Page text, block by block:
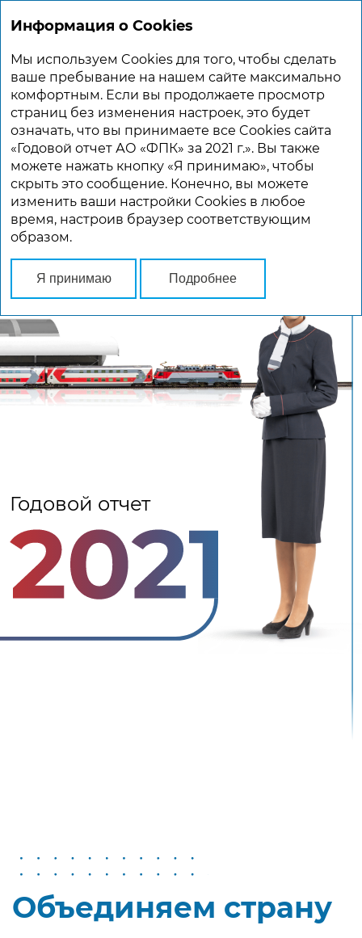
Годовой отчет 2021
Курс
на стабильность
Годовой отчет
Объединяем страну
Информация о Cookies
Мы используем Cookies для того, чтобы сделать
ваше пребывание на нашем сайте максимально
комфортным. Если вы продолжаете просмотр
страниц без изменения настроек, это будет
означать, что вы принимаете все Cookies сайта
«Годовой отчет АО «ФПК» за 2021 г.». Вы также
можете нажать кнопку «Я принимаю», чтобы
скрыть это сообщение. Конечно, вы можете
изменить ваши настройки Cookies в любое
время, настроив браузер соответствующим
образом.
Я принимаю Подробнее